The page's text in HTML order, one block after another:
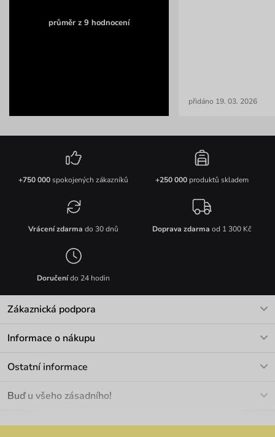
průměr z 9 hodnocení
přidáno 19. 03. 2026
+750 000spokojených zákazníků +250 000produktů skladem
Vrácení zdarma do 30 dnů Doprava zdarma od 1 300 Kč
Doručenído 24 hodin
Zákaznická podpora
Informace o nákupu
Materiály a údržba
Ostatní informace
Velkoobchod
Buď u všeho zásadního!